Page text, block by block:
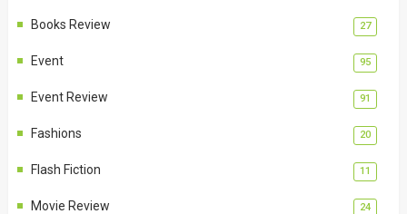
Books Review 27
Event 95
Event Review 91
Fashions 20
Flash Fiction 11
Movie Review 24